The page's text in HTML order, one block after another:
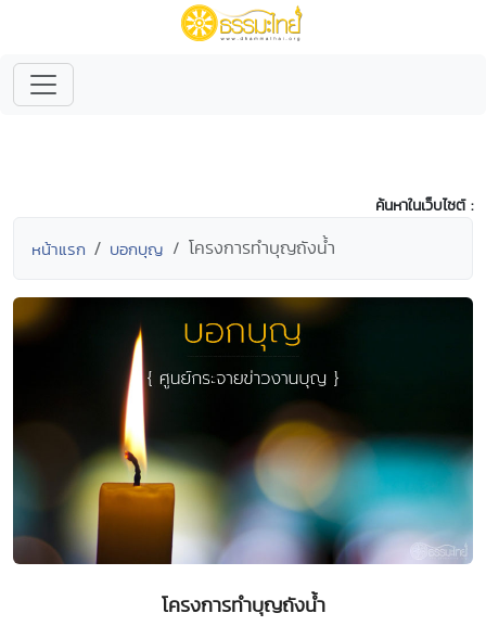
ค้นหาในเว็บไซต์ :
หน้าแรก บอกบุญ โครงการทำบุญถังน้ำ
โครงการทำบุญถังน้ำ